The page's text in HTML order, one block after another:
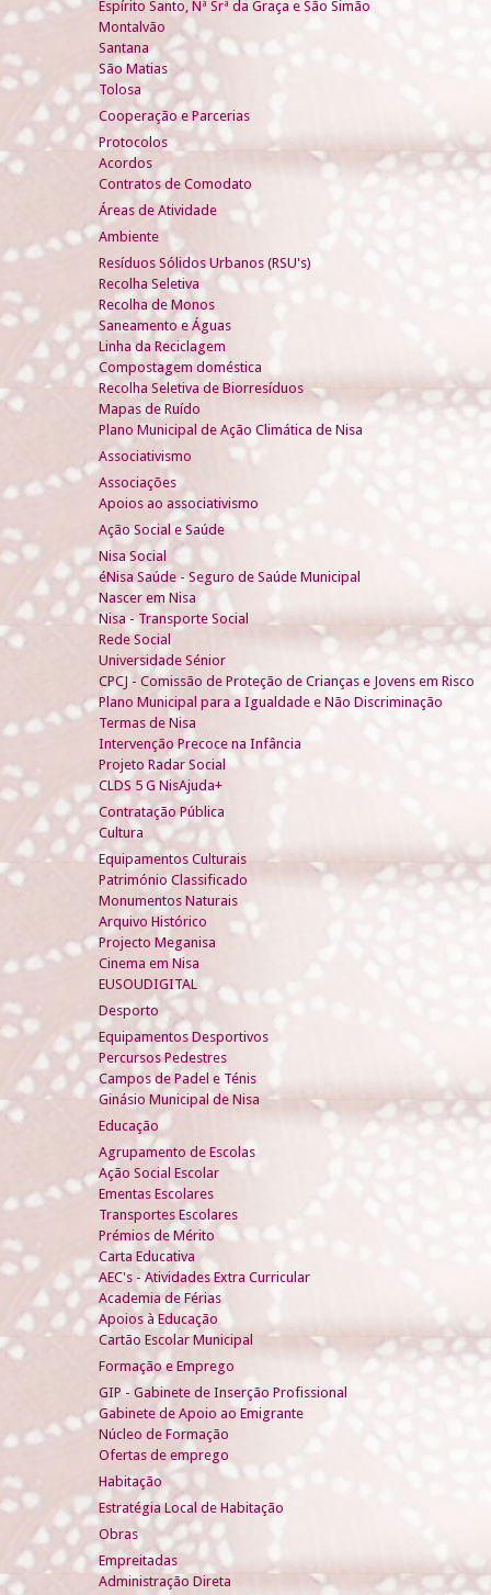
Espírito Santo, Nª Srª da Graça e São Simão
Montalvão
Santana
São Matias
Tolosa
Cooperação e Parcerias
Protocolos
Acordos
Contratos de Comodato
Áreas de Atividade
Ambiente
Resíduos Sólidos Urbanos (RSU's)
Recolha Seletiva
Recolha de Monos
Saneamento e Águas
Linha da Reciclagem
Compostagem doméstica
Recolha Seletiva de Biorresíduos
Mapas de Ruído
Plano Municipal de Ação Climática de Nisa
Associativismo
Associações
Apoios ao associativismo
Ação Social e Saúde
Nisa Social
éNisa Saúde - Seguro de Saúde Municipal
Nascer em Nisa
Nisa - Transporte Social
Rede Social
Universidade Sénior
CPCJ - Comissão de Proteção de Crianças e Jovens em Risco
Plano Municipal para a Igualdade e Não Discriminação
Termas de Nisa
Intervenção Precoce na Infância
Projeto Radar Social
CLDS 5 G NisAjuda+
Contratação Pública
Cultura
Equipamentos Culturais
Património Classificado
Monumentos Naturais
Arquivo Histórico
Projecto Meganisa
Cinema em Nisa
EUSOUDIGITAL
Desporto
Equipamentos Desportivos
Percursos Pedestres
Campos de Padel e Ténis
Ginásio Municipal de Nisa
Educação
Agrupamento de Escolas
Ação Social Escolar
Ementas Escolares
Transportes Escolares
Prémios de Mérito
Carta Educativa
AEC's - Atividades Extra Curricular
Academia de Férias
Apoios à Educação
Cartão Escolar Municipal
Formação e Emprego
GIP - Gabinete de Inserção Profissional
Gabinete de Apoio ao Emigrante
Núcleo de Formação
Ofertas de emprego
Habitação
Estratégia Local de Habitação
Obras
Empreitadas
Administração Direta